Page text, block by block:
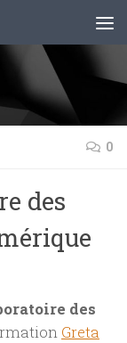
0
des
des
Greta